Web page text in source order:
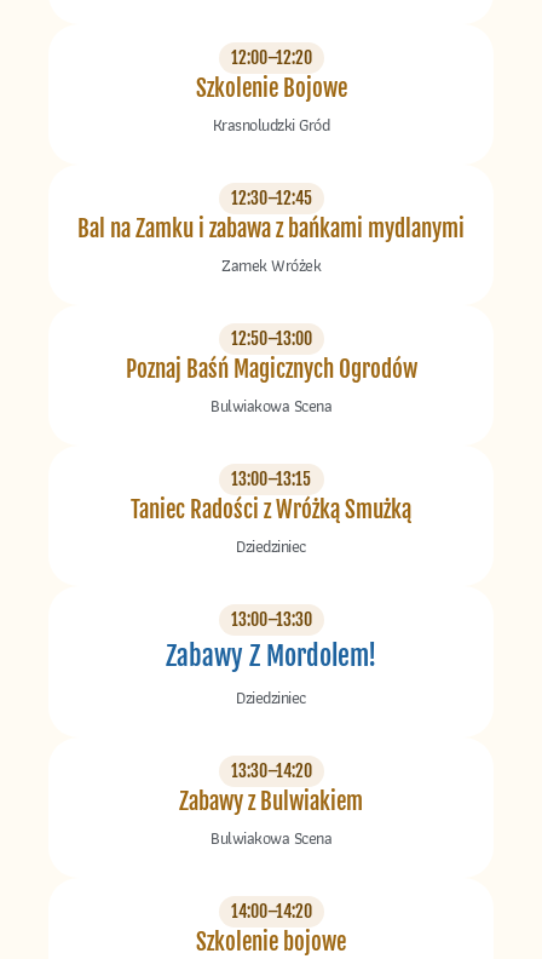
12:00–12:20
Szkolenie Bojowe
Krasnoludzki Gród
12:30–12:45
Bal na Zamku i zabawa z bańkami mydlanymi
Zamek Wróżek
12:50–13:00
Poznaj Baśń Magicznych Ogrodów
Bulwiakowa Scena
13:00–13:15
Taniec Radości z Wróżką Smużką
Dziedziniec
13:00–13:30
Zabawy Z Mordolem!
Dziedziniec
13:30–14:20
Zabawy z Bulwiakiem
Bulwiakowa Scena
14:00–14:20
Szkolenie bojowe